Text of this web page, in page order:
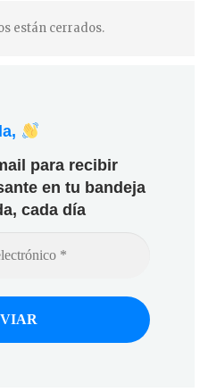
están cerrados.
para recibir
en tu bandeja
cada día